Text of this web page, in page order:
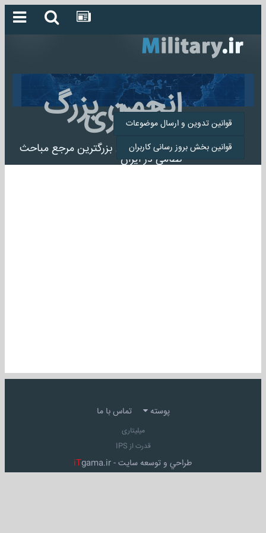
انجمن بزرگ
میلیتاری
انجمن میلیتاری بزرگترین مرجع مباحث
نظامی در ایران
قوانین تدوین و ارسال موضوعات
قوانین بخش بروز رسانی کاربران
پوسته تماس با ما
میلیتاری
قدرت از IPS
طراحي و توسعه سايت - iTgama.ir